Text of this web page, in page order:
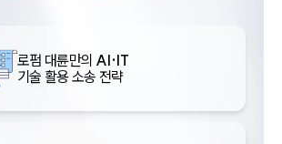
로펌 대륜만의 AI·IT
기술 활용 소송 전략